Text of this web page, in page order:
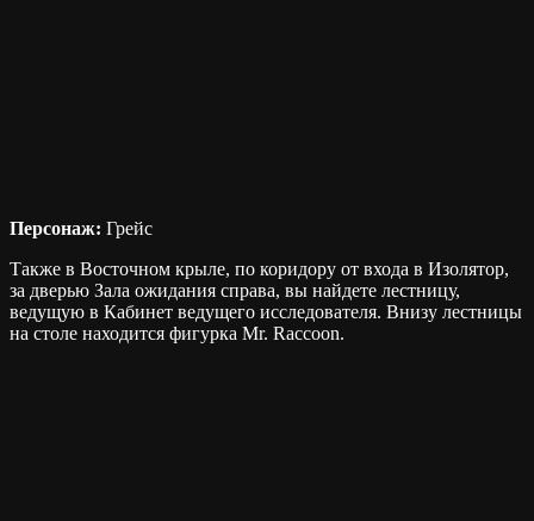
Персонаж: Грейс
Также в Восточном крыле, по коридору от входа в Изолятор,
за дверью Зала ожидания справа, вы найдете лестницу,
ведущую в Кабинет ведущего исследователя. Внизу лестницы
на столе находится фигурка Mr. Raccoon.